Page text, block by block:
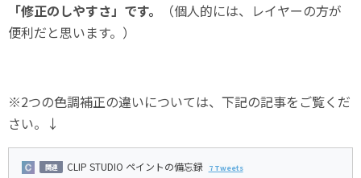
「修正のしやすさ」です。
（個人的には、レイヤーの方が
便利だと思います。）
※2つの色調補正の違いについては、下記の記事をご覧くだ
さい。↓
CLIP STUDIO ペイントの備忘録 7 Tweets